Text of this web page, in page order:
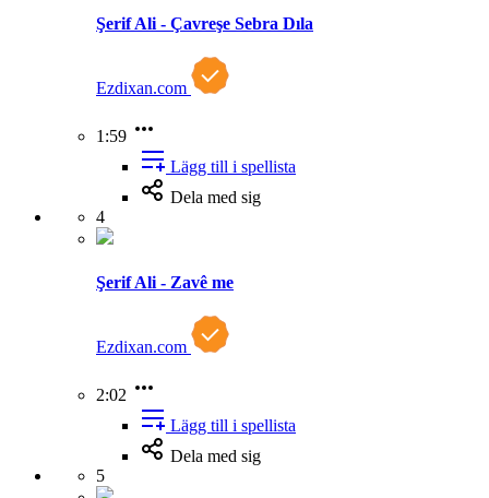
Şerif Ali - Çavreşe Sebra Dıla
Ezdixan.com
1:59
Lägg till i spellista
Dela med sig
4
Şerif Ali - Zavê me
Ezdixan.com
2:02
Lägg till i spellista
Dela med sig
5